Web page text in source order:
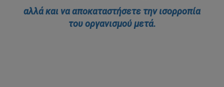
αλλά και να αποκαταστήσετε την ισορροπία
του οργανισμού μετά.